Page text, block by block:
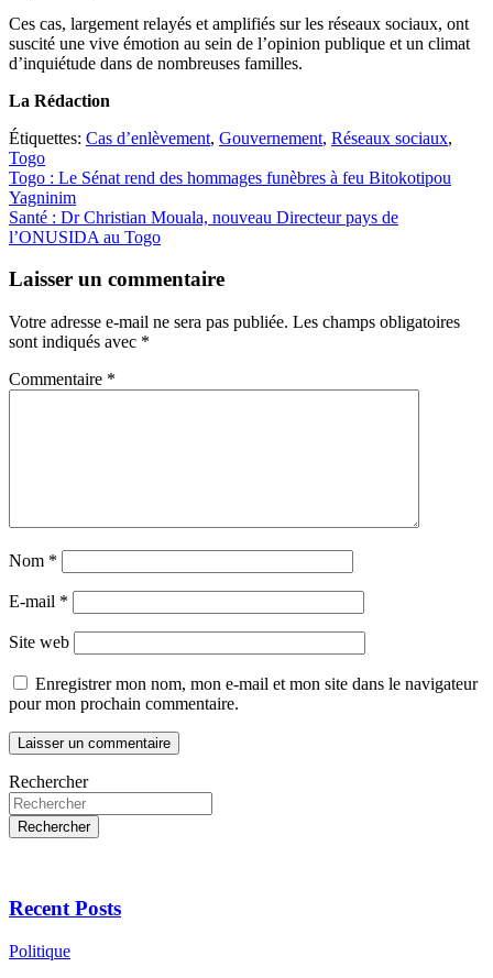
Ces cas, largement relayés et amplifiés sur les réseaux sociaux, ont
suscité une vive émotion au sein de l’opinion publique et un climat
d’inquiétude dans de nombreuses familles.
La Rédaction
Étiquettes: Cas d’enlèvement, Gouvernement, Réseaux sociaux,
Togo
Navigation
de
l’article
Togo : Le Sénat rend des hommages funèbres à feu Bitokotipou
Yagninim
Santé : Dr Christian Mouala, nouveau Directeur pays de
l’ONUSIDA au Togo
Laisser un commentaire
Votre adresse e-mail ne sera pas publiée. Les champs obligatoires
sont indiqués avec *
Commentaire *
Nom *
E-mail *
Site web
Enregistrer mon nom, mon e-mail et mon site dans le navigateur
pour mon prochain commentaire.
Rechercher
Rechercher
Recent Posts
Politique